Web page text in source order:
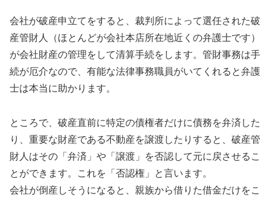
会社が破産申立てをすると、裁判所によって選任された破
産管財人（ほとんどが会社本店所在地近くの弁護士です）
が会社財産の管理をして清算手続をします。管財事務は手
続が厄介なので、有能な法律事務職員がいてくれると弁護
士は本当に助かります。
ところで、破産直前に特定の債権者だけに債務を弁済した
り、重要な財産である不動産を譲渡したりすると、破産管
財人はその「弁済」や「譲渡」を否認して元に戻させるこ
とができます。これを「否認権」と言います。
会社が倒産しそうになると、親族から借りた借金だけをこ